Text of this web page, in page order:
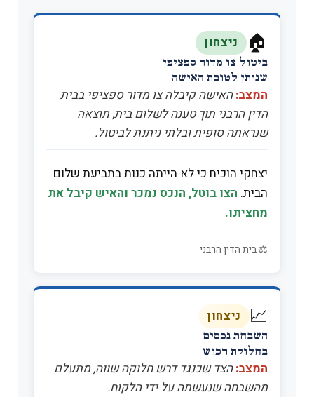
🏠 ניצחון
ביטול צו מדור ספציפי
שניתן לטובת האישה
המצב:האישה קיבלה צו מדור ספציפי בבית
הדין הרבני תוך טענה לשלום בית, תוצאה
שנראתה סופית ובלתי ניתנת לביטול.
יצחקי הוכיח כי לא הייתה כנות בתביעת שלום
הבית. הצו בוטל, הנכס נמכר והאיש קיבל את
מחציתו.
⚖️ בית הדין הרבני
📈 ניצחון
השבחת נכסים
בחלוקת רכוש
המצב:הצד שכנגד דרש חלוקה שווה, מתעלם
מהשבחה שנעשתה על ידי הלקוח.